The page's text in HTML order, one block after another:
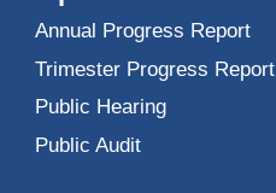
Annual Progress Report
Trimester Progress Report
Public Hearing
Public Audit